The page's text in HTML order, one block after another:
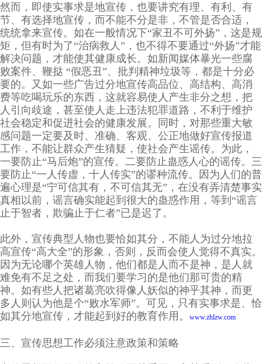
然而，即使实事求是地宣传，也要讲究有理、有利、有
节、有选择地宣传，而不能不分是非，不管是否合适，
统统拿来宣传。如在一般情况下“家丑不可外扬”，这是规
矩，但有时为了“治病救人”，也不得不要通过“外扬”才能
解决问题，才能使其健康成长。如新闻媒体暴光一些腐
败案件、鞭挞 “假恶丑”、批判精神垃圾等，都是十分必
要的。又如一些广告过分地宣传高品位、高结构、高消
费等吃喝玩乐的东西，这就容易使人产生非分之想，把
人引向歧途，甚至使人走上违法犯罪道路，不利于维护
社会稳定和促进社会的健康发展。同时，对那些重大敏
感问题一定要及时、准确、客观、公正地做好宣传报道
工作，不能让群众产生猜疑，使社会产生谣传。为此，
一要防止“马后炮”的宣传。二要防止蛊惑人心的谣传。三
要防止“一人传虚，十人传实”的谬种流传。因为人们的普
遍心理是“宁可信其有，不可信其无”，在没有弄清楚事实
真相以前，谣言确实能起到很大的蛊惑作用，等到“谣言
止于智者，欺骗止于仁者”已是迟了。
此外，宣传典型人物也要恰如其分，不能人为过分地拉
高宣传“高大全”的形象，否则，反而会使人觉得不真实。
因为无论哪个英雄人物，他们都是人而不是神，是人就
难免有不足之处，而我们要学习的是他们那可贵的精
神。如有些人把诸葛亮吹得像人妖似的神乎其神，而更
多人则认为他是个“败水军师”。可见，只有实事求是、恰
如其分地宣传，才能起到好的教育作用。
www.zhlzw.com
三、宣传思想工作必须注意政策和策略